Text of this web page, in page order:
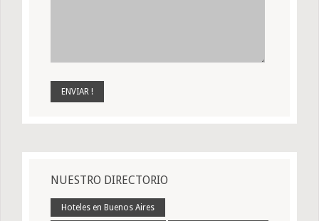
NUESTRO DIRECTORIO
Hoteles en Buenos Aires